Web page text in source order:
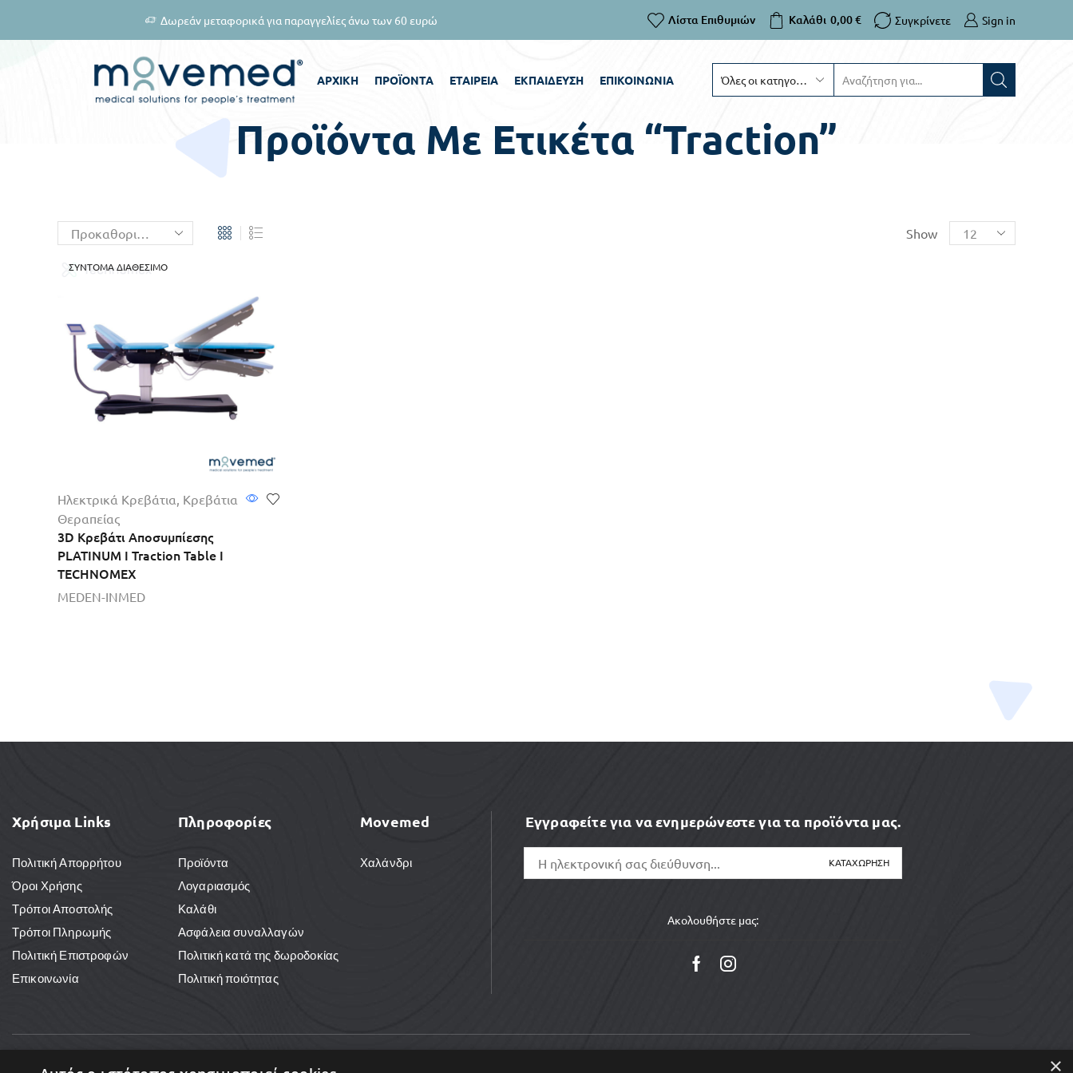
Δωρεάν μεταφορικά για παραγγελίες άνω των 60 ευρώ Για άμεση επικοινωνία καλέστε στο 6970400460
Λίστα Επιθυμιών Καλάθι 0,00€ Συγκρίνετε Sign in
ΑΡΧΙΚΉ ΠΡΟΪΌΝΤΑ ΕΤΑΙΡΕΊΑ ΕΚΠΑΊΔΕΥΣΗ ΕΠΙΚΟΙΝΩΝΊΑ
Προϊόντα Με Ετικέτα “traction”
Show
Ηλεκτρικά Κρεβάτια Κρεβάτια
Θεραπείας
3D Κρεβάτι Αποσυμπίεσης
PLATINUM I Traction Table I
TECHNOMEX
MEDEN-INMED
ΣΎΝΤΟΜΑ ΔΙΑΘΈΣΙΜΟ
Χρήσιμα Links
Πολιτική Απορρήτου
Όροι Χρήσης
Τρόποι Αποστολής
Τρόποι Πληρωμής
Πολιτική Επιστροφών
Επικοινωνία
Πληροφορίες
Προϊόντα
Λογαριασμός
Καλάθι
Ασφάλεια συναλλαγών
Πολιτική κατά της δωροδοκίας
Πολιτική ποιότητας
Movemed
Χαλάνδρι
Εγγραφείτε για να ενημερώνεστε για τα προϊόντα μας.
Ακολουθήστε μας:
×